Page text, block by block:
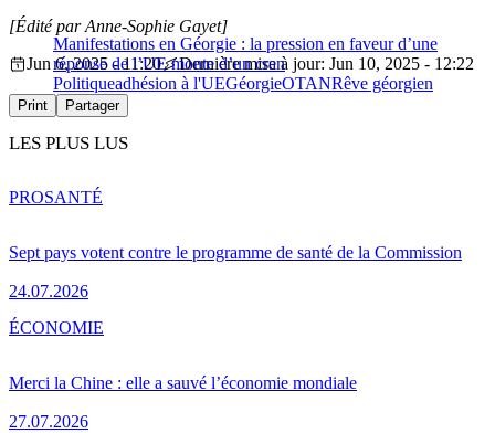
Manifestations en Géorgie : la pression en faveur d’une
réponse de l’UE monte d’un cran
[Édité par Anne-Sophie Gayet]
Jun 6, 2025 - 11:20
Dernière mise à jour: Jun 10, 2025 - 12:22
Politiqueadhésion à l'UEGéorgieOTANRêve géorgien
Print Partager
LES PLUS LUS
Sept pays votent contre le programme de santé de la Commission
24.07.2026
PROSANTÉ
Merci la Chine : elle a sauvé l’économie mondiale
27.07.2026
ÉCONOMIE